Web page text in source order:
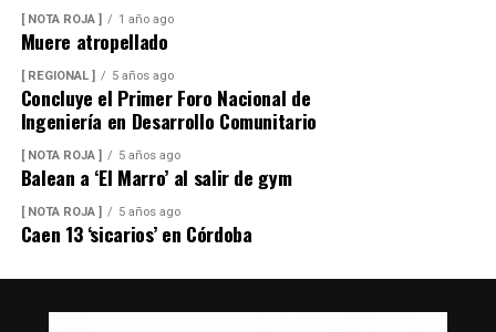
[ NOTA ROJA ] 1 año ago
Muere atropellado
[ REGIONAL ] 5 años ago
Concluye el Primer Foro Nacional de
Ingeniería en Desarrollo Comunitario
[ NOTA ROJA ] 5 años ago
Balean a ‘El Marro’ al salir de gym
[ NOTA ROJA ] 5 años ago
Caen 13 ‘sicarios’ en Córdoba